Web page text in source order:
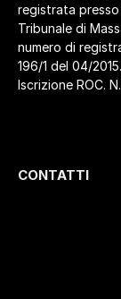
registrata presso
Tribunale di
numero di
196/1 del 04/2015.
Iscrizione ROC.
CONTATTI